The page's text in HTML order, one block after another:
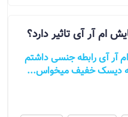
ام آر آی تاثیر دارد؟
آر آی رابطه جنسی داشتم
دیسک خفیف میخواس...